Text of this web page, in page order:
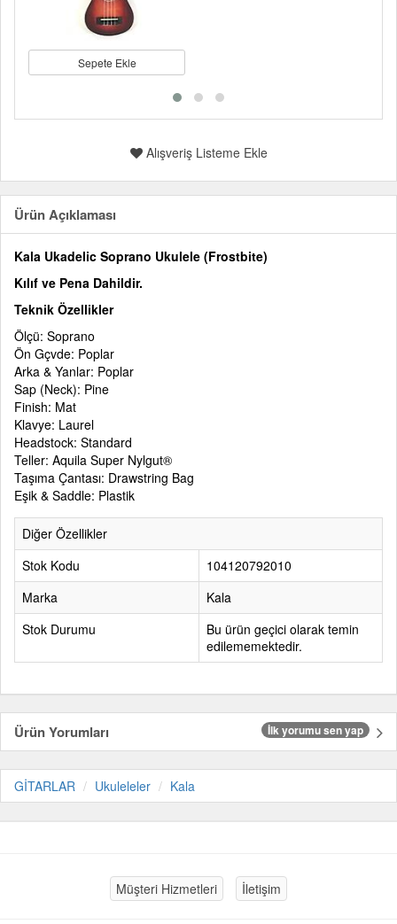
Sepete Ekle
Alışveriş Listeme Ekle
Ürün Açıklaması
Kala Ukadelic Soprano Ukulele (Frostbite)
Kılıf ve Pena Dahildir.
Teknik Özellikler
Ölçü: Soprano
Ön Gçvde: Poplar
Arka & Yanlar: Poplar
Sap (Neck): Pine
Finish: Mat
Klavye: Laurel
Headstock: Standard
Teller: Aquila Super Nylgut®
Taşıma Çantası: Drawstring Bag
Eşik & Saddle: Plastik
Diğer Özellikler
Stok Kodu
104120792010
Marka
Kala
Stok Durumu
Bu ürün geçici olarak temin
edilememektedir.
Ürün Yorumları İlk yorumu sen yap
GİTARLAR Ukuleleler Kala
Müşteri Hizmetleri İletişim